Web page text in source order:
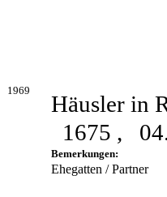
1969
Häusler in
1675 ,
Bemerkungen:
Ehegatten / Partner